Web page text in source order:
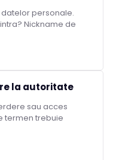
personale.
Nickname de
la autoritate
sau acces
termen trebuie